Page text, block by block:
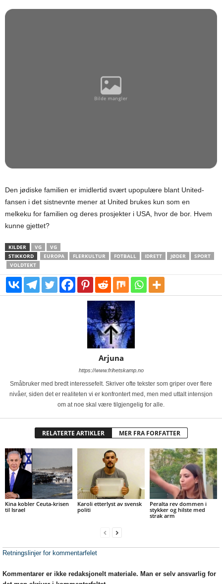
Den jødiske familien er imidlertid svært upopulære blant United-
fansen i det sistnevnte mener at United brukes kun som en
melkeku for familien og deres prosjekter i USA, hvor de bor. Hvem
kunne gjettet?
KILDER VG
VG
STIKKORD
EUROPA FLERKULTUR FOTBALL IDRETT JØDER
SPORT
VOLDTEKT
Arjuna
https://www.frihetskamp.no
Småbruker med bredt interessefelt. Skriver ofte tekster som griper over flere
nivåer, siden det er realiteten vi er konfrontert med, men med uttalt intensjon
om at noe skal være tilgjengelig for alle.
RELATERTE ARTIKLER MER FRA FORFATTER
Kina kobler Ceuta-krisen
til Israel
Karoli etterlyst av svensk
politi
Peralta rev dommen i
stykker og hilste med
strak arm
Retningslinjer for kommentarfelet
Kommentarer er ikke redaksjonelt materiale. Man er selv ansvarlig for